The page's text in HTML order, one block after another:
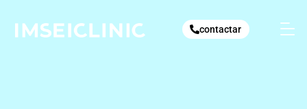
contenido
contactar